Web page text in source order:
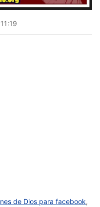
de Dios para facebook,